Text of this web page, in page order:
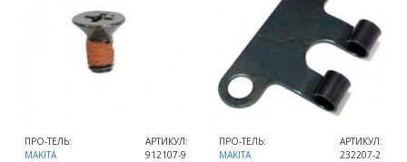
ПРО-ТЕЛЬ:
MAKITA
АРТИКУЛ:
912107-9
ПРО-ТЕЛЬ:
MAKITA
АРТИКУЛ:
232207-2